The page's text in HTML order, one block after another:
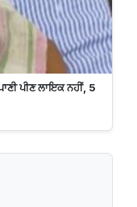
ਪੀਣ ਲਾਇਕ ਨਹੀਂ, 5